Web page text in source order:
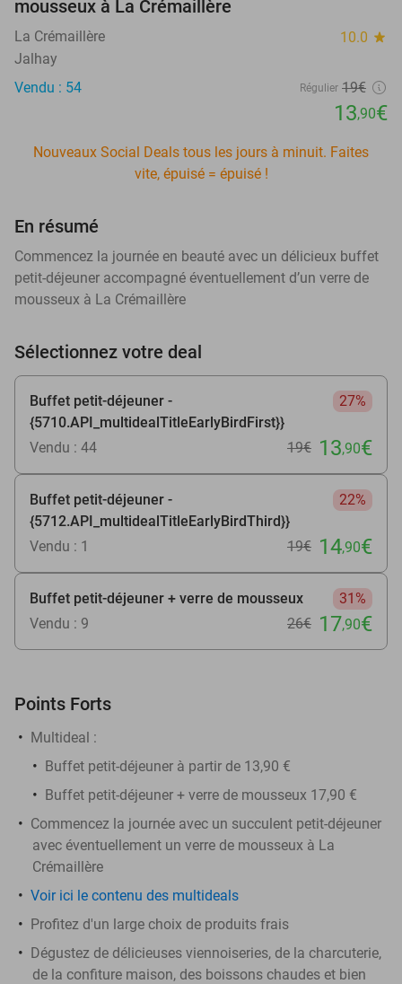
mousseux à La Crémaillère
La Crémaillère 10.0 star
Jalhay
Vendu : 54
Régulier 19€
13,90€
Nouveaux Social Deals tous les jours à minuit. Faites
vite, épuisé = épuisé !
En résumé
Commencez la journée en beauté avec un délicieux buffet
petit-déjeuner accompagné éventuellement d’un verre de
mousseux à La Crémaillère
Sélectionnez votre deal
Buffet petit-déjeuner -
{5710.API_multidealTitleEarlyBirdFirst}}
27%
Vendu : 44 19€ 13,90€
Buffet petit-déjeuner -
{5712.API_multidealTitleEarlyBirdThird}}
22%
Vendu : 1 19€ 14,90€
Buffet petit-déjeuner + verre de mousseux
31%
Vendu : 9
26€ 17,90€
Points Forts
Multideal :
Buffet petit-déjeuner à partir de 13,90 €
Buffet petit-déjeuner + verre de mousseux 17,90 €
Commencez la journée avec un succulent petit-déjeuner
avec éventuellement un verre de mousseux à La
Crémaillère
Voir ici le contenu des multideals
Profitez d'un large choix de produits frais
Dégustez de délicieuses viennoiseries, de la charcuterie,
de la confiture maison, des boissons chaudes et bien